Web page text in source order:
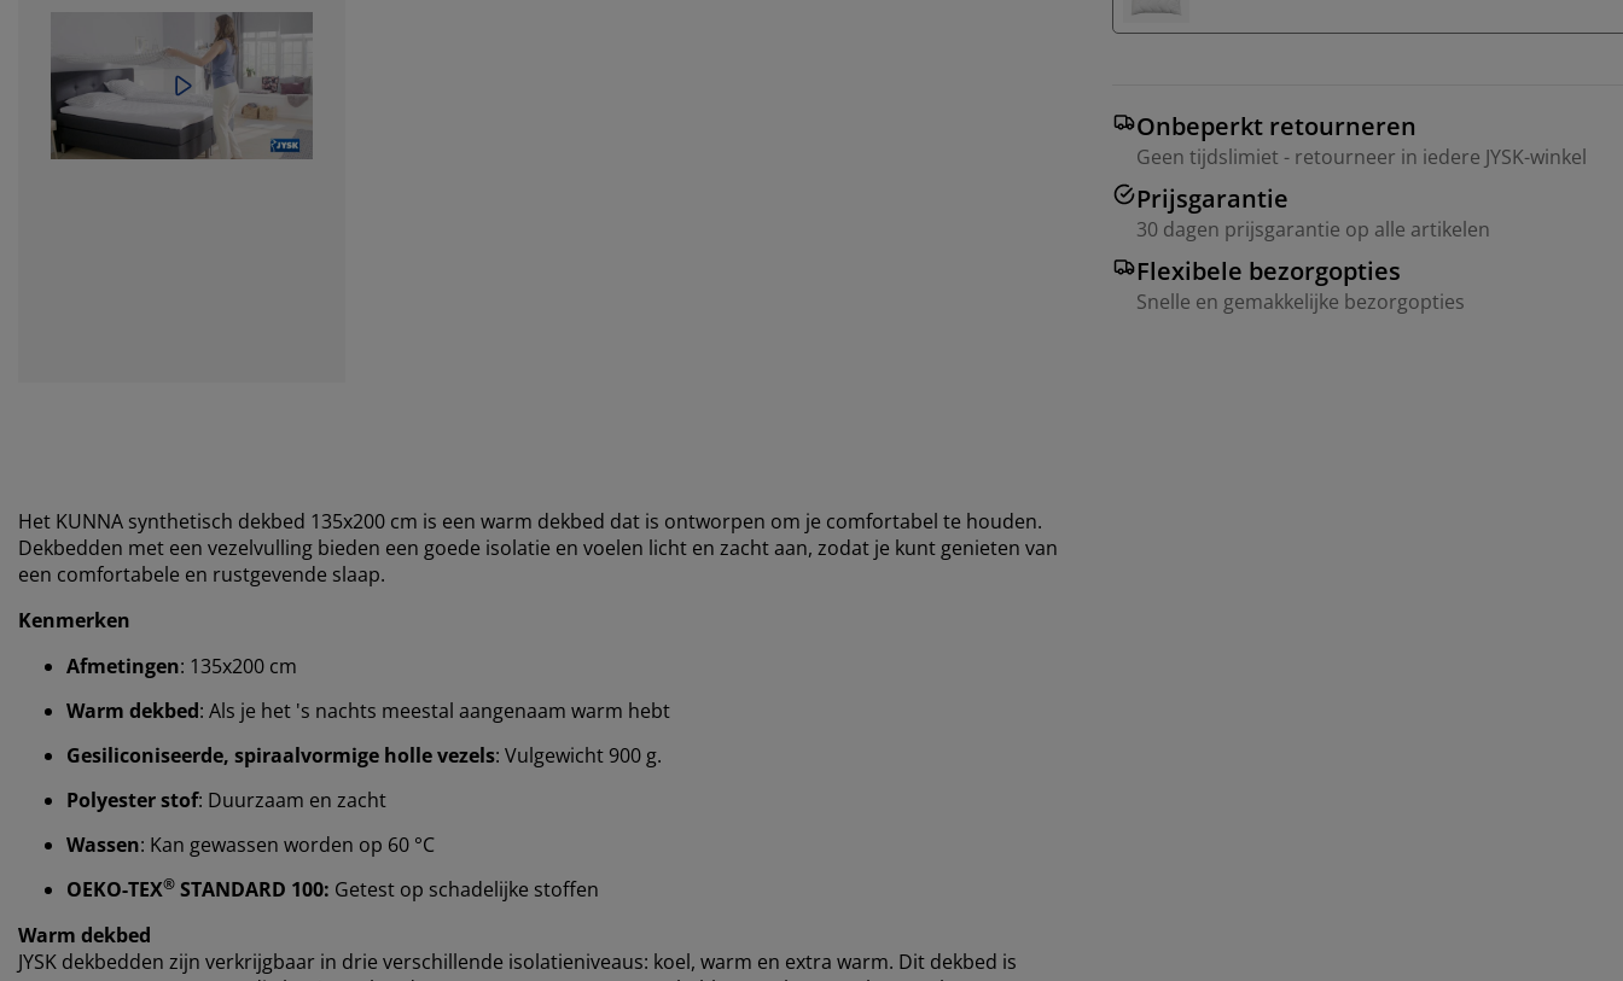
Onbeperkt retourneren
Geen tijdslimiet - retourneer in iedere JYSK-winkel
Prijsgarantie
30 dagen prijsgarantie op alle artikelen
Flexibele bezorgopties
Snelle en gemakkelijke bezorgopties
Het KUNNA synthetisch dekbed 135x200 cm is een warm dekbed dat is ontworpen om je comfortabel te houden.
Dekbedden met een vezelvulling bieden een goede isolatie en voelen licht en zacht aan, zodat je kunt genieten van
een comfortabele en rustgevende slaap.
Kenmerken
Afmetingen: 135x200 cm
Warm dekbed: Als je het 's nachts meestal aangenaam warm hebt
Gesiliconiseerde, spiraalvormige holle vezels: Vulgewicht 900 g.
Polyester stof: Duurzaam en zacht
Wassen: Kan gewassen worden op 60 °C
OEKO-TEX® STANDARD 100: Getest op schadelijke stoffen
Warm dekbed
JYSK dekbedden zijn verkrijgbaar in drie verschillende isolatieniveaus: koel, warm en extra warm. Dit dekbed is